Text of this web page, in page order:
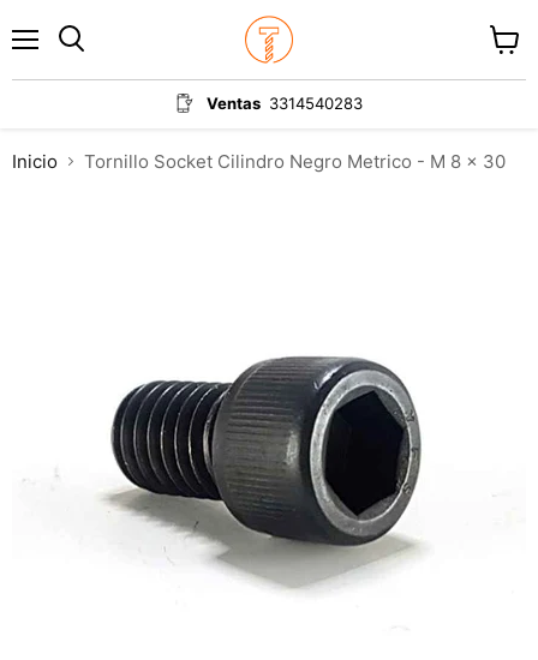
Ventas 3314540283
carrito
Inicio Tornillo Socket Cilindro Negro Metrico - M 8 x 30